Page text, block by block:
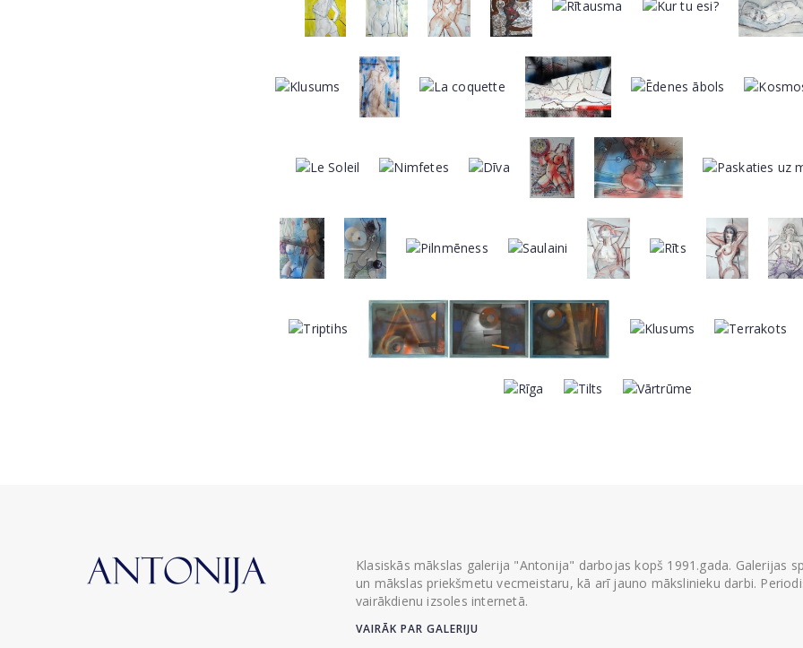
Klasiskās mākslas galerija "Antonija" darbojas kopš 1991.gada. Galerijas
un mākslas priekšmetu vecmeistaru, kā arī jauno mākslinieku darbi.
vairākdienu izsoles internetā.
VAIRĀK PAR GALERIJU